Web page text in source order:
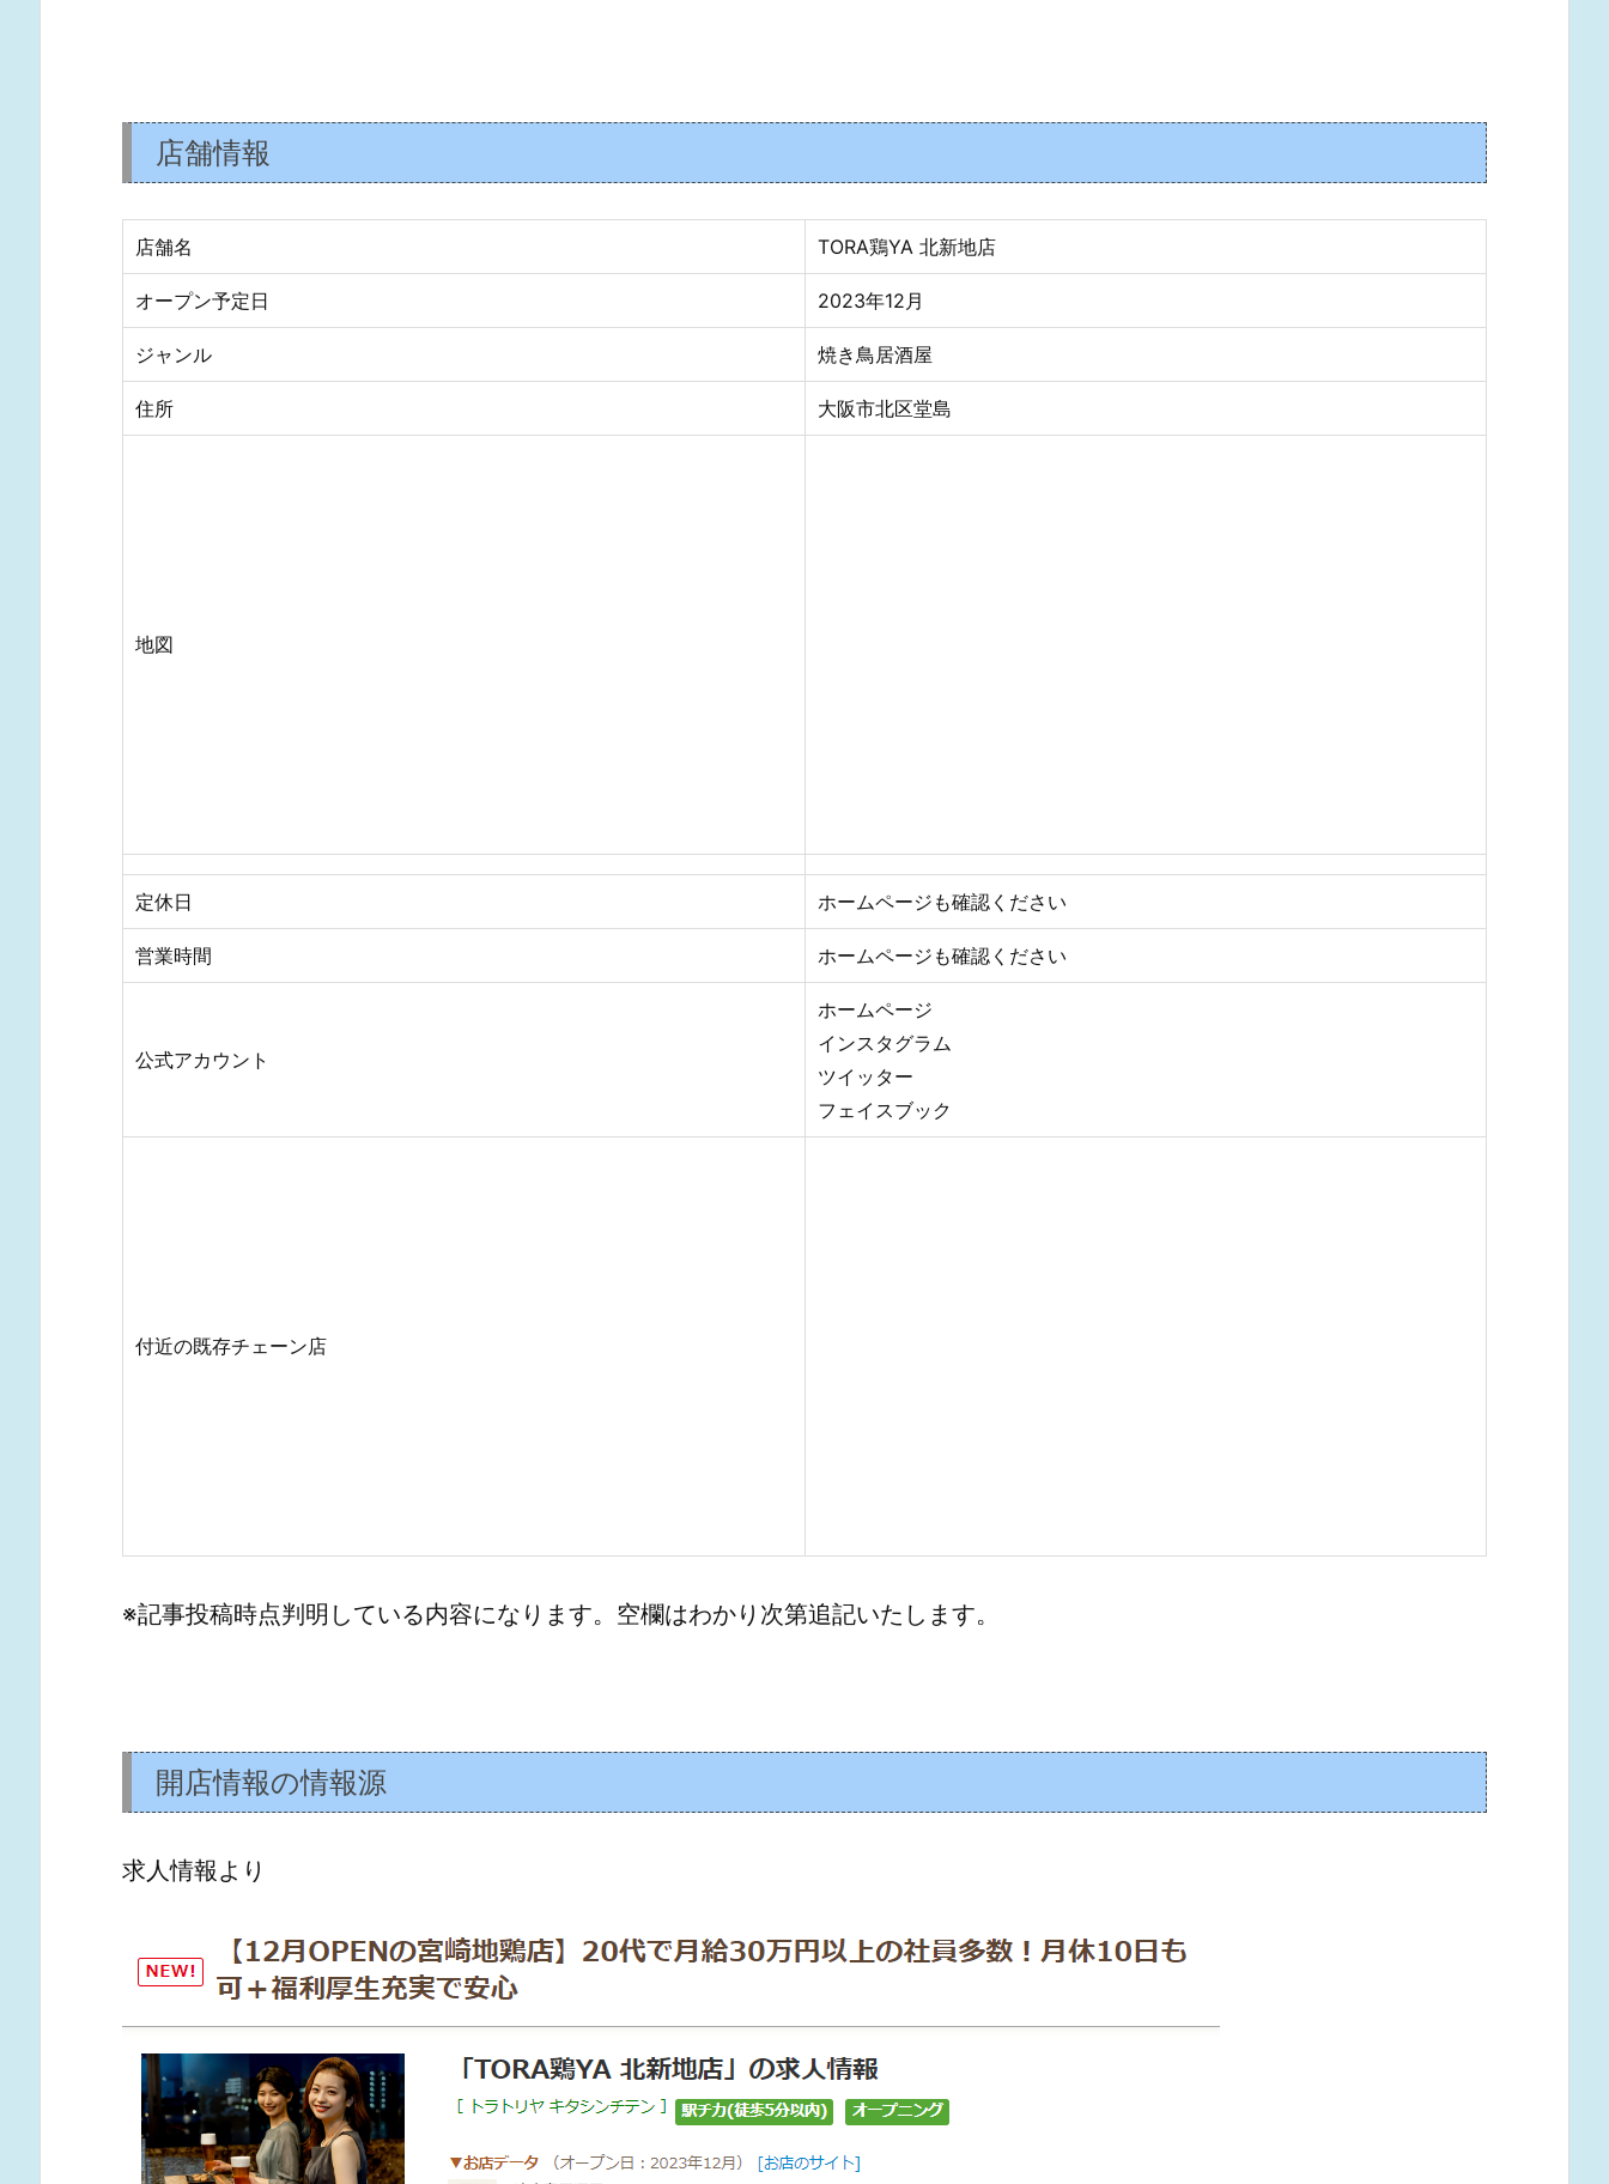
店舗情報
店舗名 TORA鶏YA 北新地店
オープン予定日 2023年12月
ジャンル 焼き鳥居酒屋
住所 大阪市北区堂島
地図
定休日 ホームページも確認ください
営業時間 ホームページも確認ください
公式アカウント
ホームページ
インスタグラム
ツイッター
フェイスブック
付近の既存チェーン店
※記事投稿時点判明している内容になります。空欄はわかり次第追記いたします。
開店情報の情報源
求人情報より